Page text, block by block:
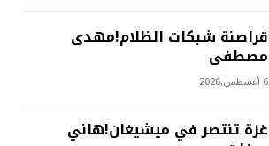
‫قراصنة شبكات الظلام!مهدى
مصطفى
6 أغسطس,2026
غزة تنتصر في ميشيغان!هاني